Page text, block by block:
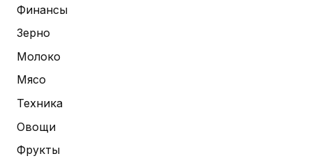
Финансы
Зерно
Молоко
Мясо
Техника
Овощи
Фрукты